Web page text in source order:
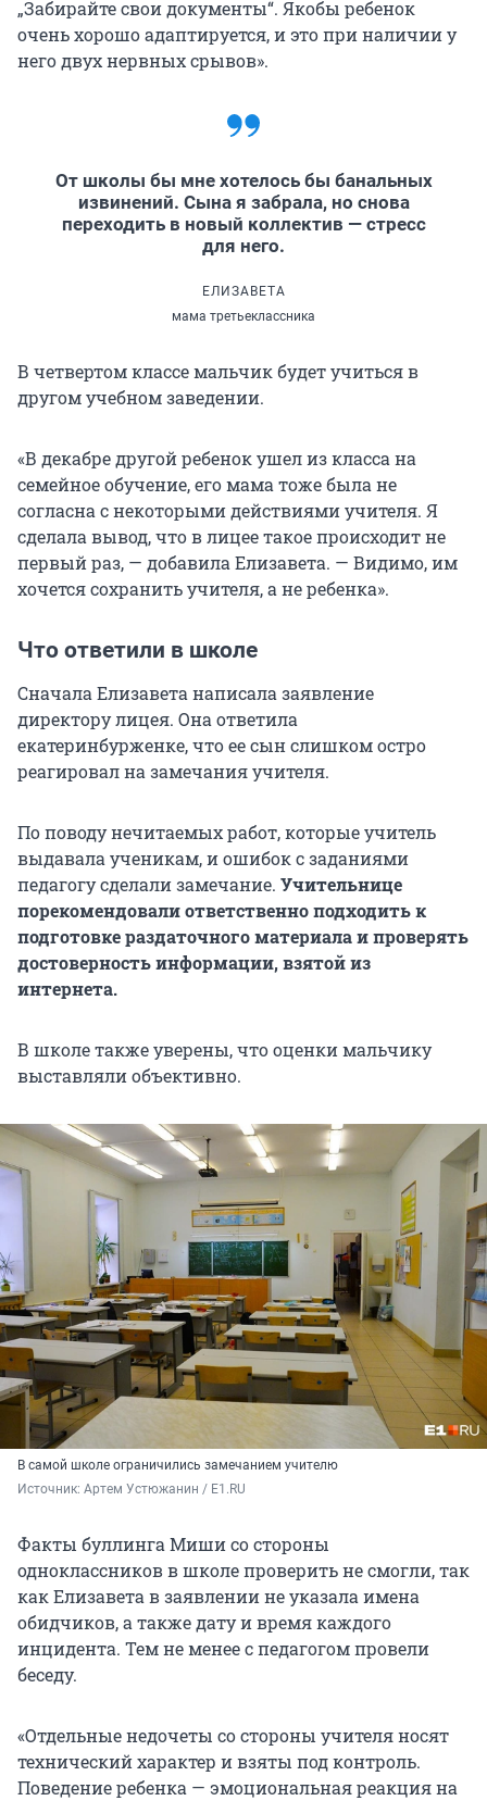
„Забирайте свои документы“. Якобы ребенок
очень хорошо адаптируется, и это при наличии у
него двух нервных срывов».
От школы бы мне хотелось бы банальных
извинений. Сына я забрала, но снова
переходить в новый коллектив — стресс
для него.
ЕЛИЗАВЕТА
мама третьеклассника
В четвертом классе мальчик будет учиться в
другом учебном заведении.
«В декабре другой ребенок ушел из класса на
семейное обучение, его мама тоже была не
согласна с некоторыми действиями учителя. Я
сделала вывод, что в лицее такое происходит не
первый раз, — добавила Елизавета. — Видимо, им
хочется сохранить учителя, а не ребенка».
Что ответили в школе
Сначала Елизавета написала заявление
директору лицея. Она ответила
екатеринбурженке, что ее сын слишком остро
реагировал на замечания учителя.
По поводу нечитаемых работ, которые учитель
выдавала ученикам, и ошибок с заданиями
педагогу сделали замечание. Учительнице
порекомендовали ответственно подходить к
подготовке раздаточного материала и проверять
достоверность информации, взятой из
интернета.
В школе также уверены, что оценки мальчику
выставляли объективно.
В самой школе ограничились замечанием учителю
Источник: Артем Устюжанин / E1.RU
Факты буллинга Миши со стороны
одноклассников в школе проверить не смогли, так
как Елизавета в заявлении не указала имена
обидчиков, а также дату и время каждого
инцидента. Тем не менее с педагогом провели
беседу.
«Отдельные недочеты со стороны учителя носят
технический характер и взяты под контроль.
Поведение ребенка — эмоциональная реакция на